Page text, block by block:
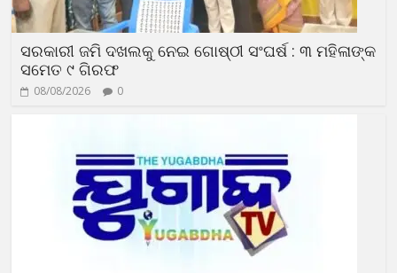
ସରକାରୀ ଜମି ଦଖଲକୁ ନେଇ ଗୋଷ୍ଠୀ ସଂଘର୍ଷ : ୩ ମହିଳାଙ୍କ
ସମେତ ୯ ଗିରଫ
08/08/2026 0